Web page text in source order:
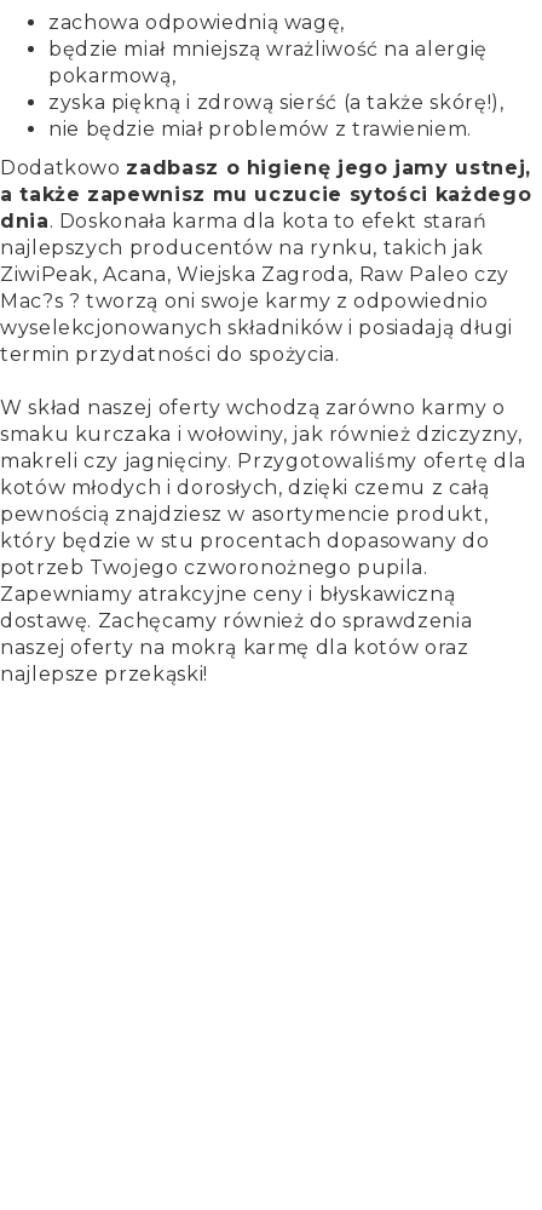
zachowa odpowiednią wagę,
będzie miał mniejszą wrażliwość na alergię
pokarmową,
zyska piękną i zdrową sierść (a także skórę!),
nie będzie miał problemów z trawieniem.
Dodatkowo zadbasz o higienę jego jamy ustnej,
a także zapewnisz mu uczucie sytości każdego
dnia. Doskonała karma dla kota to efekt starań
najlepszych producentów na rynku, takich jak
ZiwiPeak, Acana, Wiejska Zagroda, Raw Paleo czy
Mac?s ? tworzą oni swoje karmy z odpowiednio
wyselekcjonowanych składników i posiadają długi
termin przydatności do spożycia.
W skład naszej oferty wchodzą zarówno karmy o
smaku kurczaka i wołowiny, jak również dziczyzny,
makreli czy jagnięciny. Przygotowaliśmy ofertę dla
kotów młodych i dorosłych, dzięki czemu z całą
pewnością znajdziesz w asortymencie produkt,
który będzie w stu procentach dopasowany do
potrzeb Twojego czworonożnego pupila.
Zapewniamy atrakcyjne ceny i błyskawiczną
dostawę. Zachęcamy również do sprawdzenia
naszej oferty na mokrą karmę dla kotów oraz
najlepsze przekąski!